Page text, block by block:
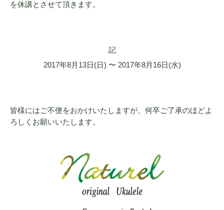
を休講とさせて頂きます。
記
2017年8月13日(日) 〜 2017年8月16日(水)
皆様にはご不便をおかけいたしますが、何卒ご了承のほどよ
ろしくお願いいたします。